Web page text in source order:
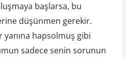
başlarsa, bu
düşünmen gerekir.
hapsolmuş gibi
sadece senin sorunun